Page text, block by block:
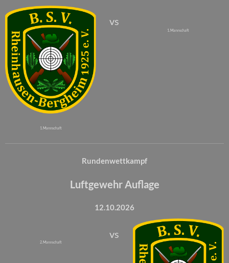
1. Mannschaft
vs
1. Mannschaft
Rundenwettkampf
Luftgewehr Auflage
12.10.2026
2. Mannschaft
vs